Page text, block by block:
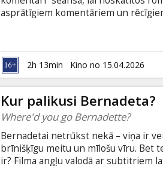
asprātīgiem komentāriem un
2h 13min Kino no 15.04.2026
Kur palikusi Bernadeta?
Where'd you go Bernadette?
Bernadetai netrūkst nekā – viņa ir
brīnišķīgu meitu un mīlošu vīru. Bet
ir? Filma angļu valodā ar subtitriem